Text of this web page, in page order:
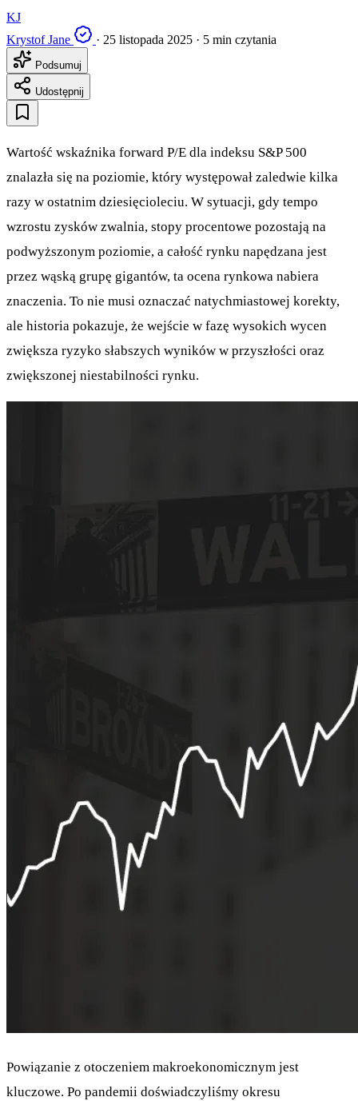
KJ
Krystof Jane
· 25 listopada 2025 · 5 min czytania
Podsumuj
Udostępnij
Wartość wskaźnika forward P/E dla indeksu S&P 500
znalazła się na poziomie, który występował zaledwie kilka
razy w ostatnim dziesięcioleciu. W sytuacji, gdy tempo
wzrostu zysków zwalnia, stopy procentowe pozostają na
podwyższonym poziomie, a całość rynku napędzana jest
przez wąską grupę gigantów, ta ocena rynkowa nabiera
znaczenia. To nie musi oznaczać natychmiastowej korekty,
ale historia pokazuje, że wejście w fazę wysokich wycen
zwiększa ryzyko słabszych wyników w przyszłości oraz
zwiększonej niestabilności rynku.
Powiązanie z otoczeniem makroekonomicznym jest
kluczowe. Po pandemii doświadczyliśmy okresu